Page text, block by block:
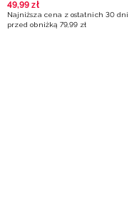
49,99 zł
Najniższa cena z ostatnich 30 dni
przed obniżką 79,99 zł